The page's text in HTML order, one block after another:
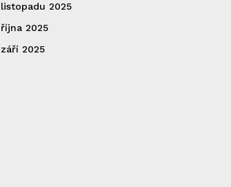
listopadu 2025
října 2025
září 2025